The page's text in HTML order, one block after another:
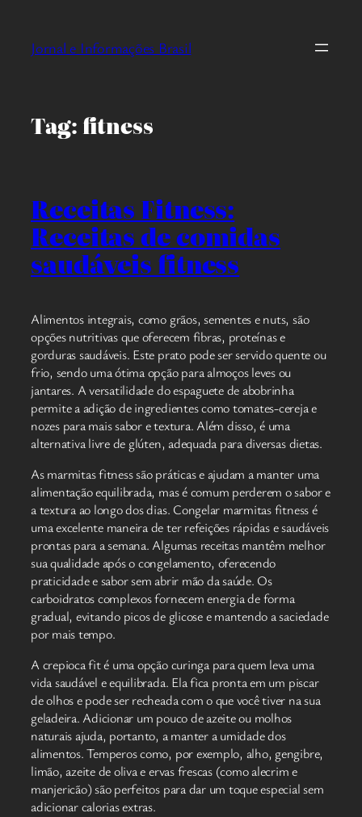
Jornal e Informações Brasil
Tag: fitness
Receitas Fitness:
Receitas de comidas
saudáveis fitness
Alimentos integrais, como grãos, sementes e nuts, são
opções nutritivas que oferecem fibras, proteínas e
gorduras saudáveis. Este prato pode ser servido quente ou
frio, sendo uma ótima opção para almoços leves ou
jantares. A versatilidade do espaguete de abobrinha
permite a adição de ingredientes como tomates-cereja e
nozes para mais sabor e textura. Além disso, é uma
alternativa livre de glúten, adequada para diversas dietas.
As marmitas fitness são práticas e ajudam a manter uma
alimentação equilibrada, mas é comum perderem o sabor e
a textura ao longo dos dias. Congelar marmitas fitness é
uma excelente maneira de ter refeições rápidas e saudáveis
prontas para a semana. Algumas receitas mantêm melhor
sua qualidade após o congelamento, oferecendo
praticidade e sabor sem abrir mão da saúde. Os
carboidratos complexos fornecem energia de forma
gradual, evitando picos de glicose e mantendo a saciedade
por mais tempo.
A crepioca fit é uma opção curinga para quem leva uma
vida saudável e equilibrada. Ela fica pronta em um piscar
de olhos e pode ser recheada com o que você tiver na sua
geladeira. Adicionar um pouco de azeite ou molhos
naturais ajuda, portanto, a manter a umidade dos
alimentos. Temperos como, por exemplo, alho, gengibre,
limão, azeite de oliva e ervas frescas (como alecrim e
manjericão) são perfeitos para dar um toque especial sem
adicionar calorias extras.